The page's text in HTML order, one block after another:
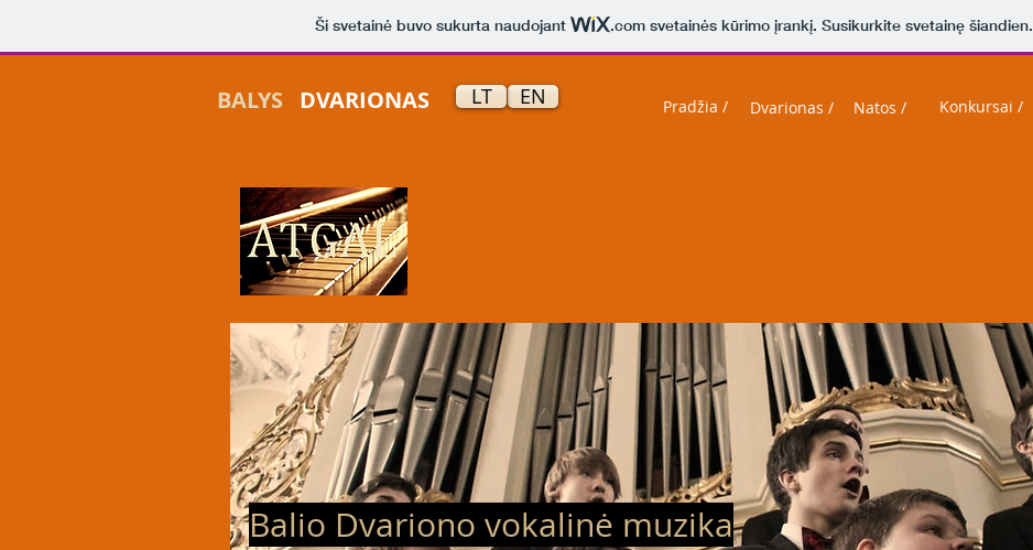
Ši svetainė buvo sukurta naudojant .com svetainės kūrimo įrankį. Susikurkite svetainę šiandien.
BALYS DVARIONAS EN
LT Pradžia / Dvarionas / Natos / Konkursai /
Balio Dvariono vokalinė muzika